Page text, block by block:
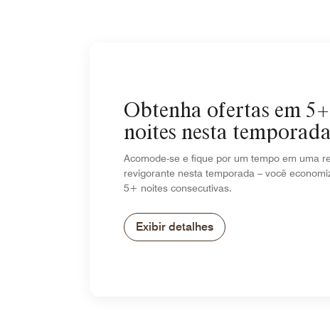
Obtenha ofertas em 5+
noites nesta temporada
Acomode-se e fique por um tempo em uma
revigorante nesta temporada – você
5+ noites consecutivas.
Exibir detalhes